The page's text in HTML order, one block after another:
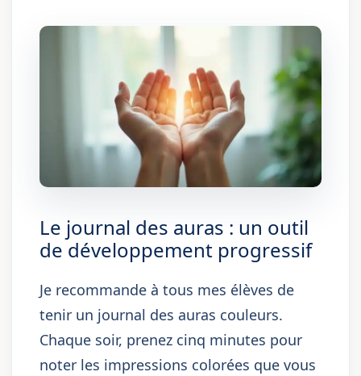
Le journal des auras : un outil
de développement progressif
Je recommande à tous mes élèves de
tenir un journal des auras couleurs.
Chaque soir, prenez cinq minutes pour
noter les impressions colorées que vous